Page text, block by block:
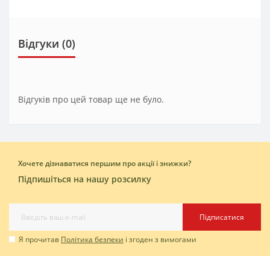
Відгуки (0)
Відгуків про цей товар ще не було.
Хочете дізнаватися першим про акції і знижки?
Підпишіться на нашу розсилку
Підписатися
Я прочитав Політика безпеки і згоден з вимогами